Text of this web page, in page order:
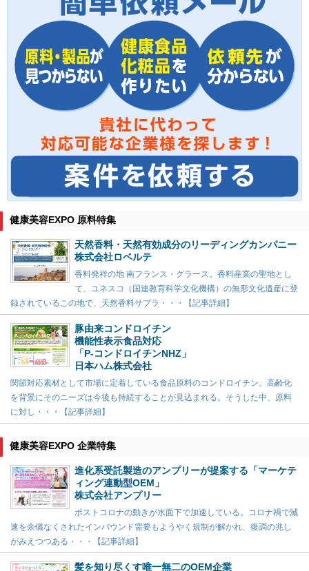
健康美容EXPO 原料特集
天然香料・天然有効成分のリーディングカンパニー
株式会社ロベルテ
香料発祥の地 南フランス・グラース。香料産業の聖地とし
て、ユネスコ（国連教育科学文化機構）の無形文化遺産に登
録されているこの地で、天然香料サプラ・・・【記事詳細】
豚由来コンドロイチン
機能性表示食品対応
「P-コンドロイチンNHZ」
日本ハム株式会社
関節対応素材として市場に定着している食品原料のコンドロイチン。高齢化
を背景にそのニーズは今後も持続することが見込まれる。そうした中、原料
に対し・・・【記事詳細】
健康美容EXPO 企業特集
進化系受託製造のアンプリーが提案する「マーケテ
ィング連動型OEM」
株式会社アンプリー
ポストコロナの動きが水面下で加速している。コロナ禍で減
速を余儀なくされたインバウンド需要もようやく規制が解かれ、復調の兆し
がみえつつある・・・【記事詳細】
髪を知り尽くす唯一無二のOEM企業